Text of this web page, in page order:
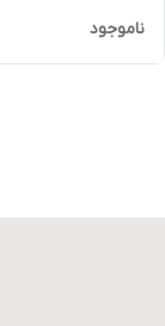
ناموجود